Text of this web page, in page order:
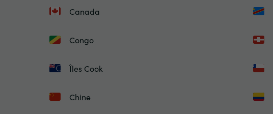
Canada
Congo
Îles Cook
Chine